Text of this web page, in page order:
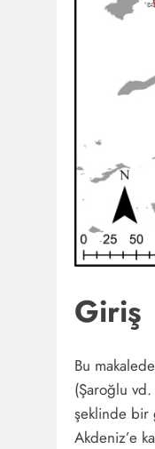
Giriş
Bu
(Şaroğlu vd.
şeklinde bir
Akdeniz’e